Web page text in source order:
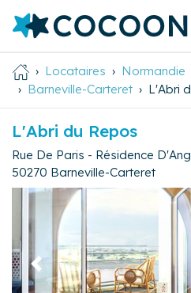
Locataires Normandie
Barneville-Carteret
L'Abri
L'Abri du Repos
Rue De Paris - Résidence
50270 Barneville-Carteret
Précédent